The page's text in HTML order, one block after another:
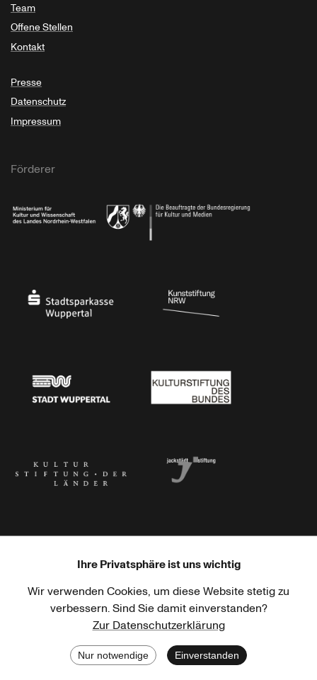
Team
Offene Stellen
Kontakt
Presse
Datenschutz
Impressum
Förderer
Haus der Kulturen der Welt Goethe-Institut
Ihre Privatsphäre ist uns wichtig
Wir verwenden Cookies, um diese Website stetig zu
verbessern. Sind Sie damit einverstanden?
Zur Datenschutzerklärung
Nur notwendige Einverstanden